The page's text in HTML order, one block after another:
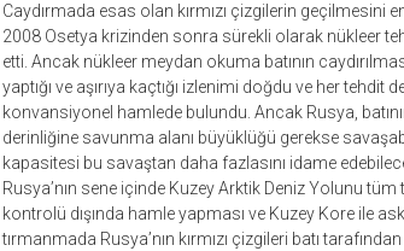
Caydırmada esas olan kırmızı çizgilerin
2008 Osetya krizinden sonra sürekli olarak nükleer
etti. Ancak nükleer meydan okuma batının
yaptığı ve aşırıya kaçtığı izlenimi doğdu ve her tehdit
konvansiyonel hamlede bulundu. Ancak Rusya,
derinliğine savunma alanı büyüklüğü gerekse
kapasitesi bu savaştan daha fazlasını idame
Rusya’nın sene içinde Kuzey Arktik Deniz Yolunu
kontrolü dışında hamle yapması ve Kuzey Kore ile
tırmanmada Rusya’nın kırmızı çizgileri batı